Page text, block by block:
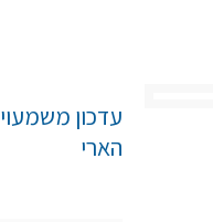
עדכון
הארי